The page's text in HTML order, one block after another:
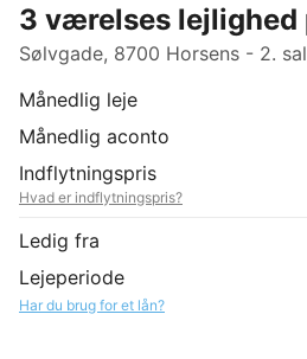
3 værelses lejlighed
Sølvgade, 8700 Horsens - 2. sal
Månedlig leje
Månedlig aconto
Indflytningspris
Hvad er indflytningspris?
Ledig fra
Lejeperiode
Har du brug for et lån?